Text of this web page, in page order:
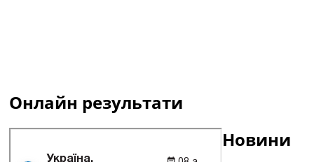
Онлайн результати
Новини